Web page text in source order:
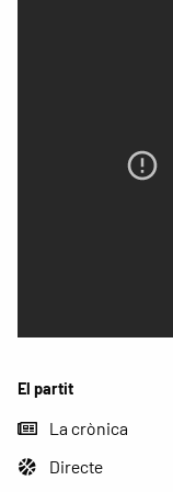
El partit
La crònica
Directe